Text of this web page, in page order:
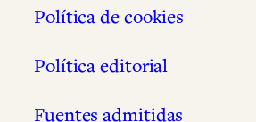
Política de cookies
Política editorial
Fuentes admitidas